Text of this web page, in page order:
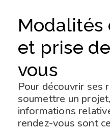
et prise
vous
Pour découvrir ses
soumettre un
informations
rendez-vous sont